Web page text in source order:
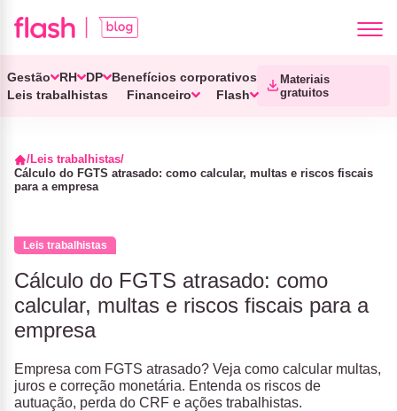
Gestão RH DP
Benefícios corporativos
Leis trabalhistas
Financeiro Flash
Materiais
gratuitos
Leis trabalhistas
Cálculo do FGTS atrasado: como calcular, multas e riscos fiscais
para a empresa
Leis trabalhistas
Cálculo do FGTS atrasado: como
calcular, multas e riscos fiscais para a
empresa
Empresa com FGTS atrasado? Veja como calcular multas,
juros e correção monetária. Entenda os riscos de
autuação, perda do CRF e ações trabalhistas.